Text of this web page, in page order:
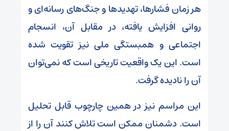
هر زمان فشارها، تهدیدها و جنگ‌های رسانه‌ای و
روانی افزایش یافته، در مقابل آن، انسجام
اجتماعی و همبستگی ملی نیز تقویت شده
است. این یک واقعیت تاریخی است که نمی‌توان
آن را نادیده گرفت.
این مراسم نیز در همین چارچوب قابل تحلیل
است. دشمنان ممکن است تلاش کنند آن را از